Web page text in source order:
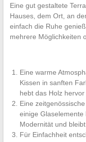
Eine gut gestaltete
Hauses, dem Ort, an
einfach die Ruhe
mehrere Möglichkeiten
Eine warme
Kissen in sanften
hebt das Holz
Eine
einige
Modernität und
Für Einfachheit